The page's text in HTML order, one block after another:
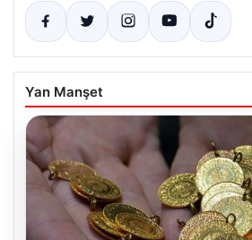
Yan Manşet